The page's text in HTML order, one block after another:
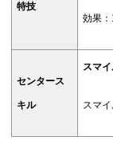
特技
効果
センタース
キル
スマ
スマ